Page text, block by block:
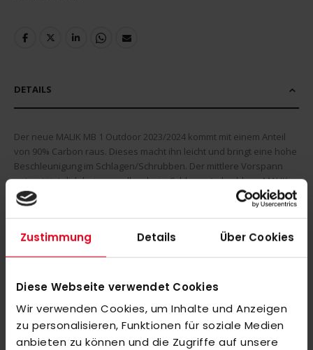
Zustimmung Details Über Cookies
Diese Webseite verwendet Cookies
Wir verwenden Cookies, um Inhalte und Anzeigen
zu personalisieren, Funktionen für soziale Medien
anbieten zu können und die Zugriffe auf unsere
DETAILS
Der neue MALIK MB 1 Outdoor 2023/2024 kommt mit einem Anteil
von 90% Carbon raus. Dieses macht ihn leicht und bringt eine hohe
Beschleunigung im Schlagen/Schrubben. Der mittlere Vorspann
unterstützt dich beim vor allem beim Schlagen/schrubben. MALIK
schafft es in seinem neuen Feldhockeyschläger einen hohen
Carbonanteil zu verarbeiten, aber auch gleichzeitig geht im das
BEWERTUNGEN
ÄHNLICHE PRODUKTE